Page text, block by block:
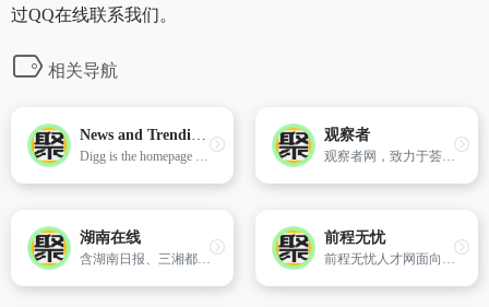
过QQ在线联系我们。
相关导航
News and Trending Stories Around the Internet | Digg
Digg is the homepage of the internet, featuring the best articles, videos, and original content that the web is talking about right now.
观察者
观察者网，致力于荟萃中外思想者精华，鼓励青年学人探索，建中西文化交流平台，为崛起中的精英提供决策参考。
湖南在线
含湖南日报、三湘都市报、文萃、家庭导报、大众卫生报、科教新报的电子版。
前程无忧
前程无忧人才网面向全国,提供2024准确的招聘网站信息,为企业和求职者提供人才招聘、求职、找工作、培训等在内的全方位的人力资源服务,更多求职找工作信息尽在前程无忧!